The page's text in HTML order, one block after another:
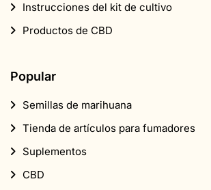
Instrucciones del kit de cultivo
Productos de CBD
Popular
Semillas de marihuana
Tienda de artículos para fumadores
Suplementos
CBD